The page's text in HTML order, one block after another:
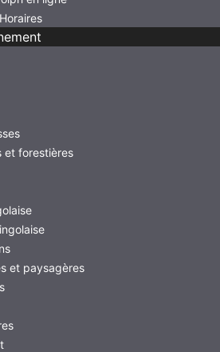
et forestières
et paysagères